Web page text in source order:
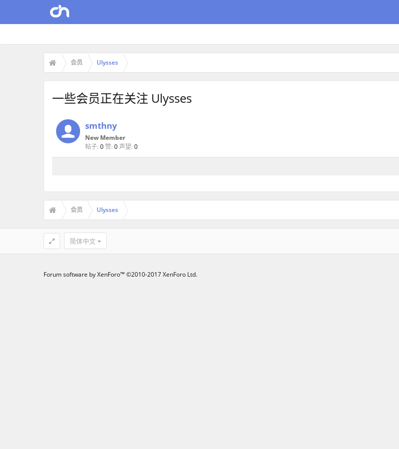
会员 Ulysses
一些会员正在关注 Ulysses
smthny
New Member
帖子: 0赞: 0 声望: 0
会员 Ulysses
简体中文
Forum software by XenForo™©2010-2017 XenForo Ltd.